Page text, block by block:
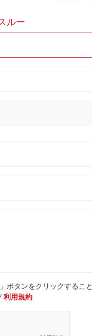
ルー
」ボタンをクリックする
利用規約